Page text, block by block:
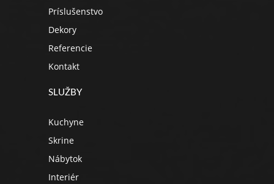
Príslušenstvo
Dekory
Referencie
Kontakt
SLUŽBY
Kuchyne
Skrine
Nábytok
Interiér